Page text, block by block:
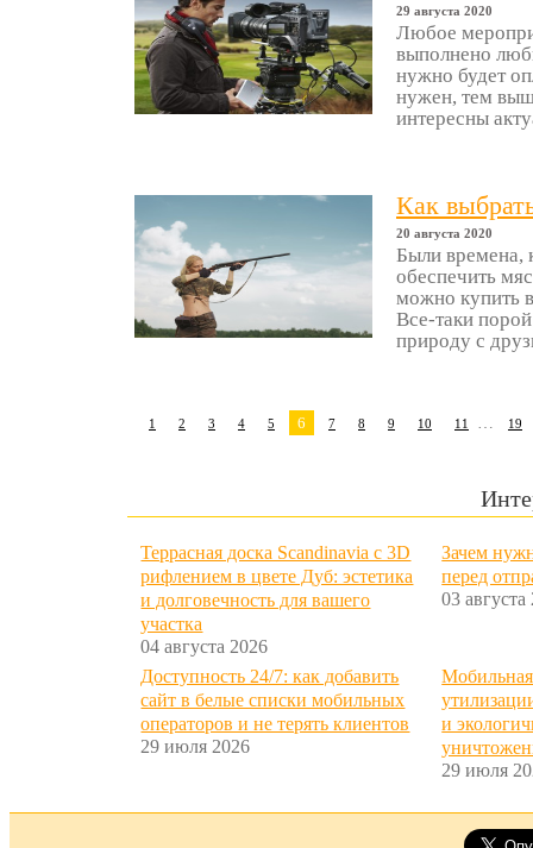
29 августа 2020
Любое
выполнено
нужно будет
нужен, тем
интересны
Как
20 августа 2020
Были времена,
обеспечить
можно купить
Все-таки
природу с
1 2 3 4 5 6 7 8 9 10 11 … 19
Террасная доска Scandinavia с 3D
рифлением в цвете Дуб: эстетика
и долговечность для вашего
участка
04 августа 2026
Зачем
перед
03 августа
Доступность 24/7: как добавить
сайт в белые списки мобильных
операторов и не терять клиентов
29 июля 2026
Мобильная
и
29 июля